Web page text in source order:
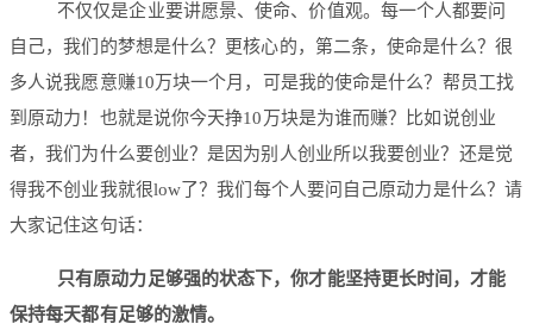
不仅仅是企业要讲愿景、使命、价值观。每一个人都要问
自己，我们的梦想是什么？更核心的，第二条，使命是什么？很
多人说我愿意赚10万块一个月，可是我的使命是什么？帮员工找
到原动力！也就是说你今天挣10万块是为谁而赚？比如说创业
者，我们为什么要创业？是因为别人创业所以我要创业？还是觉
得我不创业我就很low了？我们每个人要问自己原动力是什么？请
大家记住这句话：
只有原动力足够强的状态下，你才能坚持更长时间，才能
保持每天都有足够的激情。